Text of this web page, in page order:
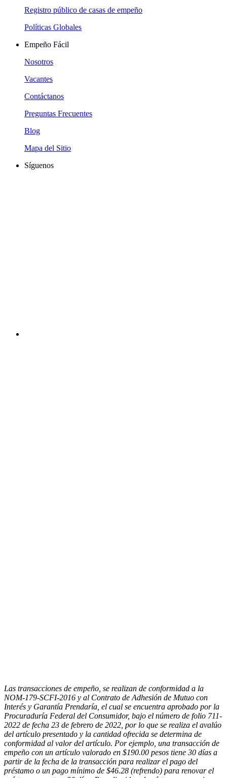
Registro público de casas de empeño
Políticas Globales
Empeño Fácil
Nosotros
Vacantes
Contáctanos
Preguntas Frecuentes
Blog
Mapa del Sitio
Síguenos
Las transacciones de empeño, se realizan de conformidad a la
NOM-179-SCFI-2016 y al Contrato de Adhesión de Mutuo con
Interés y Garantía Prendaría, el cual se encuentra aprobado por la
Procuraduría Federal del Consumidor, bajo el número de folio 711-
2022 de fecha 23 de febrero de 2022, por lo que se realiza el avalúo
del artículo presentado y la cantidad ofrecida se determina de
conformidad al valor del artículo. Por ejemplo, una transacción de
empeño con un artículo valorado en $190.00 pesos tiene 30 días a
partir de la fecha de la transacción para realizar el pago del
préstamo o un pago mínimo de $46.28 (refrendo) para renovar el